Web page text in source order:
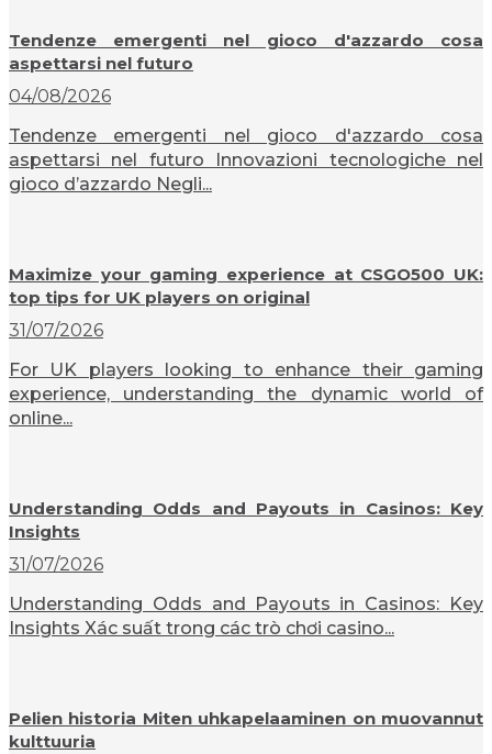
Tendenze emergenti nel gioco d'azzardo cosa
aspettarsi nel futuro
04/08/2026
Tendenze emergenti nel gioco d'azzardo cosa
aspettarsi nel futuro Innovazioni tecnologiche nel
gioco d’azzardo Negli...
Maximize your gaming experience at CSGO500 UK:
top tips for UK players on original
31/07/2026
For UK players looking to enhance their gaming
experience, understanding the dynamic world of
online...
Understanding Odds and Payouts in Casinos: Key
Insights
31/07/2026
Understanding Odds and Payouts in Casinos: Key
Insights Xác suất trong các trò chơi casino...
Pelien historia Miten uhkapelaaminen on muovannut
kulttuuria